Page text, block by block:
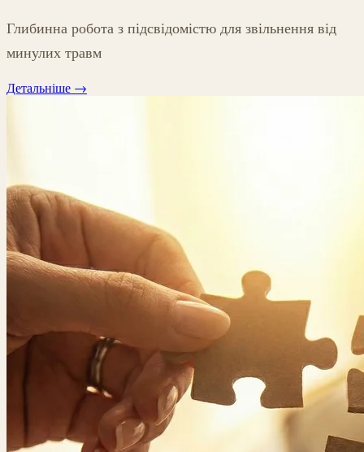
Глибинна робота з підсвідомістю для звільнення від
минулих травм
Детальніше →